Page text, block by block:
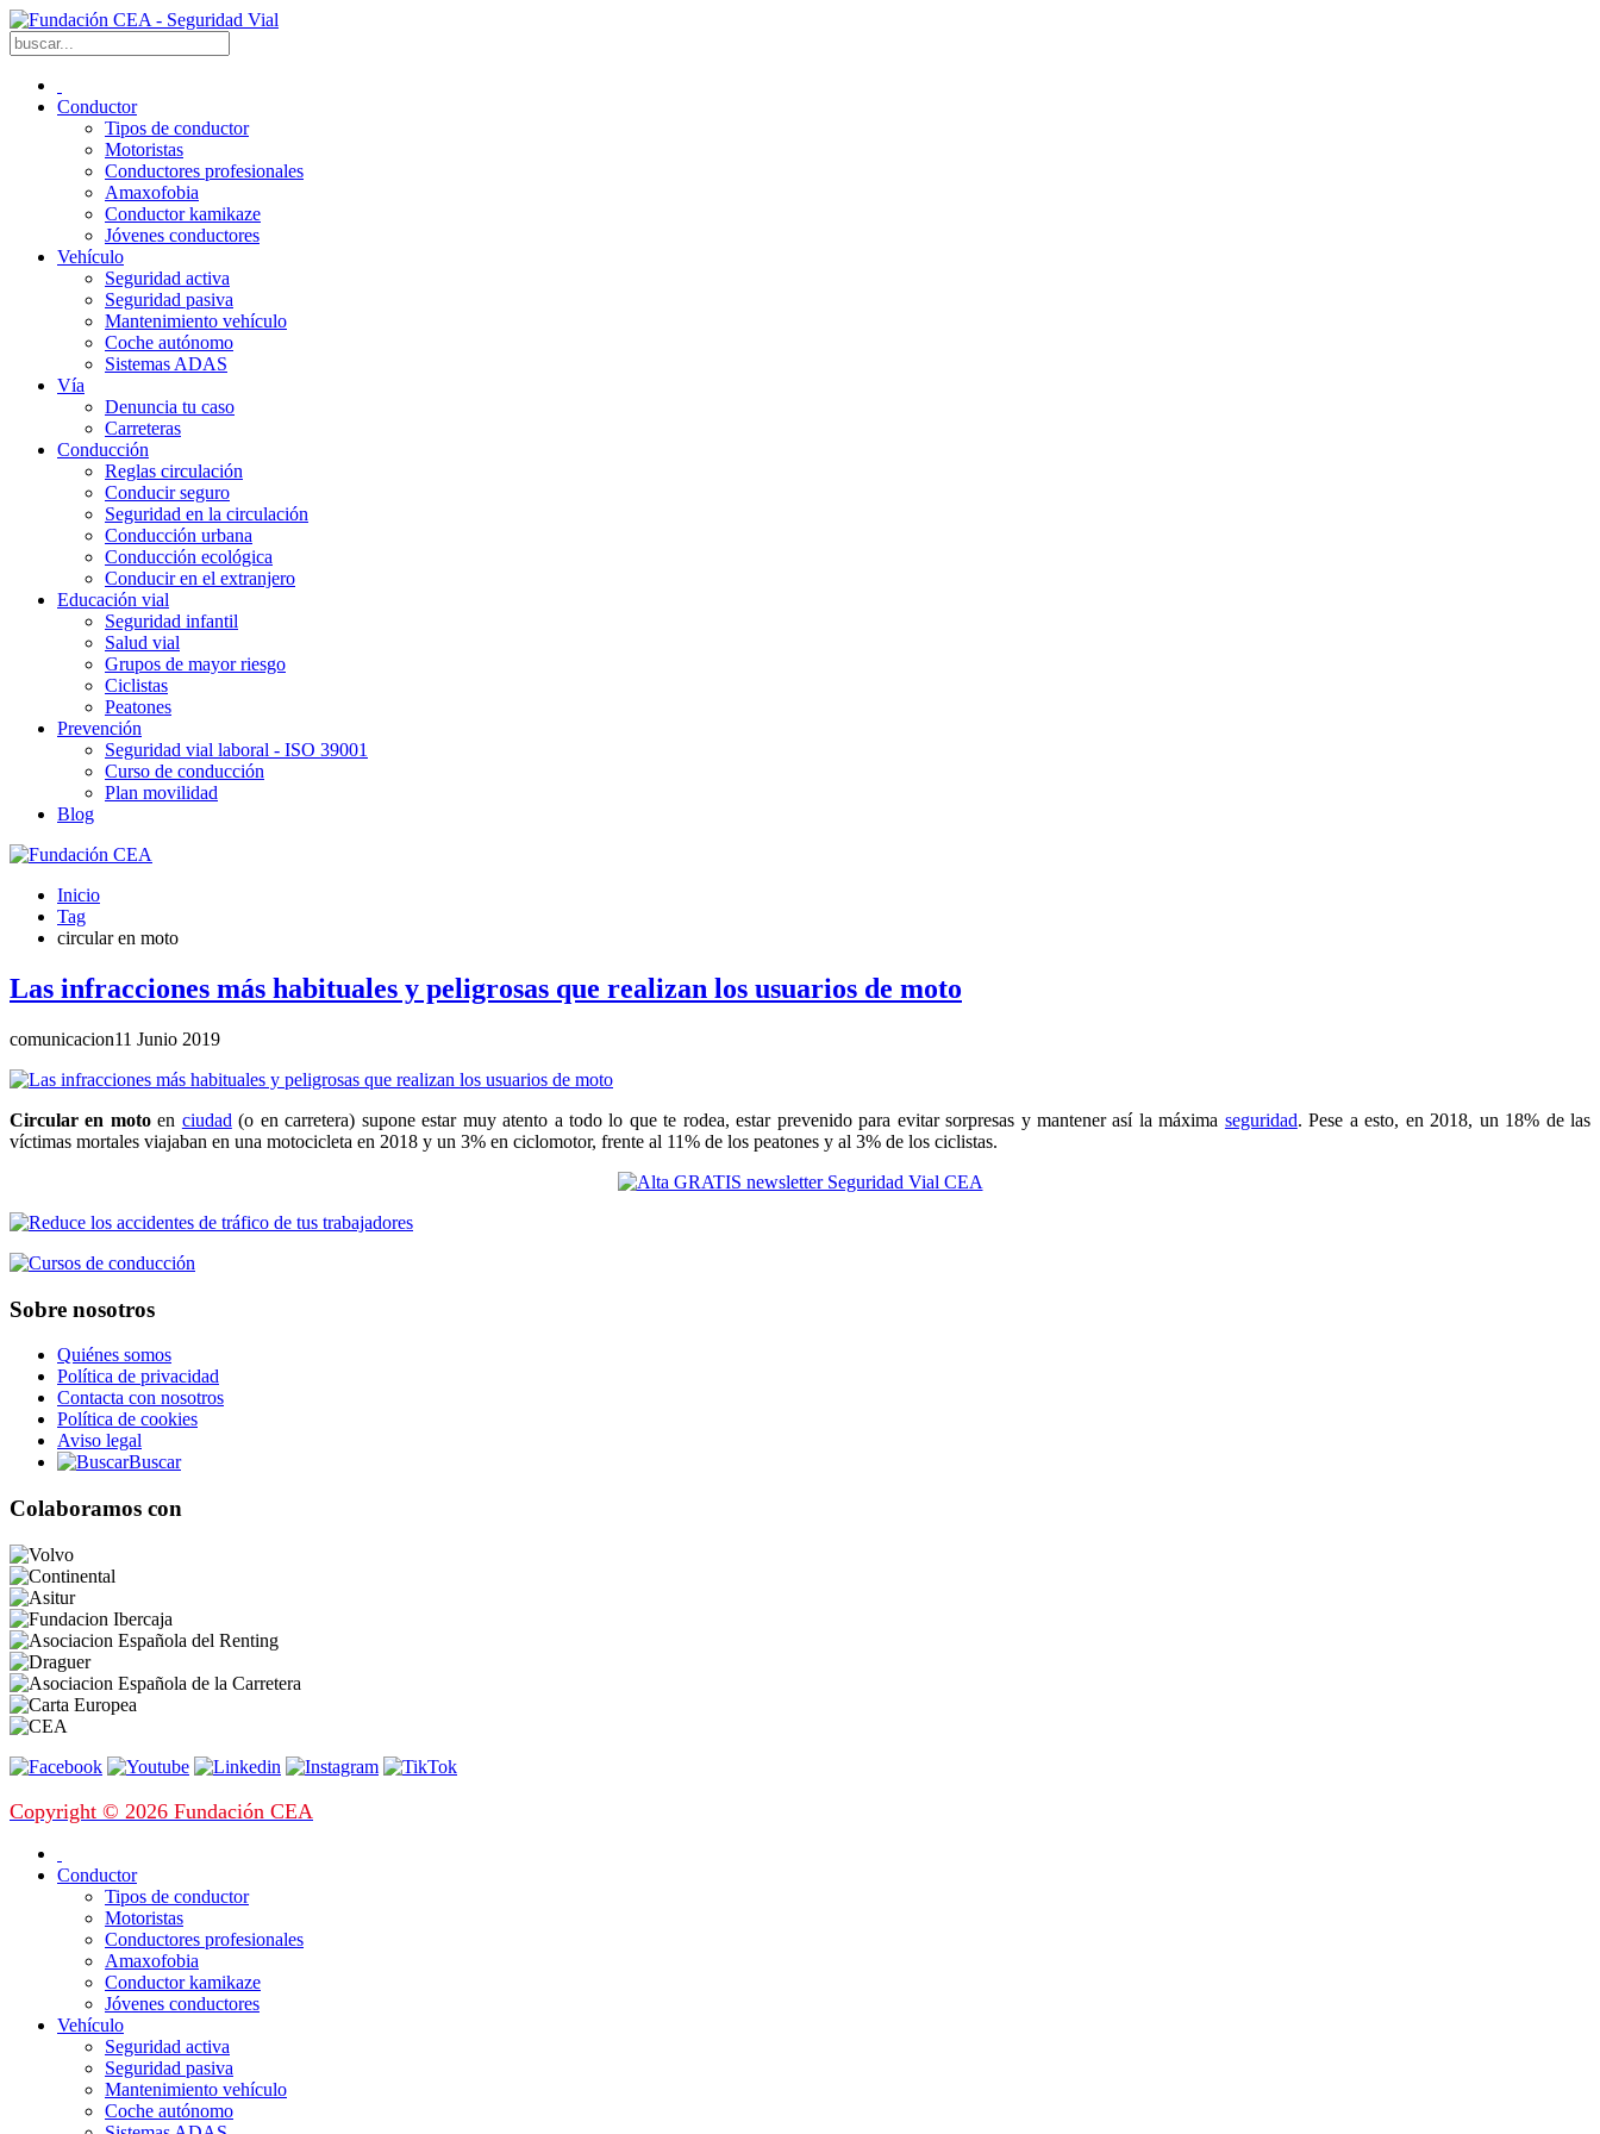
Conductor
Tipos de conductor
Motoristas
Conductores profesionales
Amaxofobia
Conductor kamikaze
Jóvenes conductores
Vehículo
Seguridad activa
Seguridad pasiva
Mantenimiento vehículo
Coche autónomo
Sistemas ADAS
Vía
Denuncia tu caso
Carreteras
Conducción
Reglas circulación
Conducir seguro
Seguridad en la circulación
Conducción urbana
Conducción ecológica
Conducir en el extranjero
Educación vial
Seguridad infantil
Salud vial
Grupos de mayor riesgo
Ciclistas
Peatones
Prevención
Seguridad vial laboral - ISO 39001
Curso de conducción
Plan movilidad
Blog
Inicio
Tag
circular en moto
Las infracciones más habituales y peligrosas que realizan los usuarios de moto
comunicacion11 Junio 2019
Circular en motoen ciudad (o en carretera) supone estar muy atento a todo lo que te rodea, estar prevenido para evitar sorpresas y mantener así la máxima seguridad. Pese a esto, en 2018, un 18% de las
víctimas mortales viajaban en una motocicleta en 2018 y un 3% en ciclomotor, frente al 11% de los peatones y al 3% de los ciclistas.
Sobre nosotros
Quiénes somos
Política de privacidad
Contacta con nosotros
Política de cookies
Aviso legal
Buscar
Colaboramos con
Copyright © 2026 Fundación CEA
Conductor
Tipos de conductor
Motoristas
Conductores profesionales
Amaxofobia
Conductor kamikaze
Jóvenes conductores
Vehículo
Seguridad activa
Seguridad pasiva
Mantenimiento vehículo
Coche autónomo